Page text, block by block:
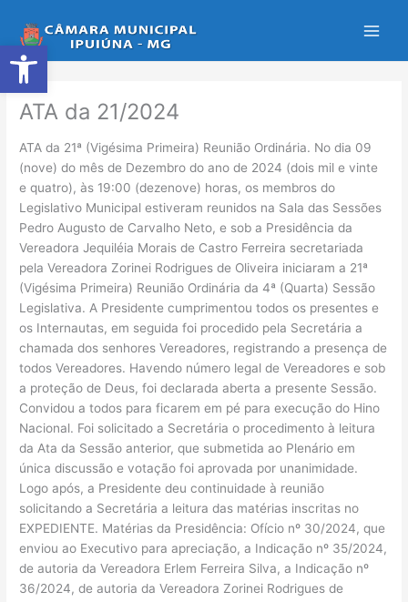
Abrir a barra de ferramentas
para
o
conteúdo
ATA da 21/2024
ATA da 21ª (Vigésima Primeira) Reunião Ordinária. No dia 09
(nove) do mês de Dezembro do ano de 2024 (dois mil e vinte
e quatro), às 19:00 (dezenove) horas, os membros do
Legislativo Municipal estiveram reunidos na Sala das Sessões
Pedro Augusto de Carvalho Neto, e sob a Presidência da
Vereadora Jequiléia Morais de Castro Ferreira secretariada
pela Vereadora Zorinei Rodrigues de Oliveira iniciaram a 21ª
(Vigésima Primeira) Reunião Ordinária da 4ª (Quarta) Sessão
Legislativa. A Presidente cumprimentou todos os presentes e
os Internautas, em seguida foi procedido pela Secretária a
chamada dos senhores Vereadores, registrando a presença de
todos Vereadores. Havendo número legal de Vereadores e sob
a proteção de Deus, foi declarada aberta a presente Sessão.
Convidou a todos para ficarem em pé para execução do Hino
Nacional. Foi solicitado a Secretária o procedimento à leitura
da Ata da Sessão anterior, que submetida ao Plenário em
única discussão e votação foi aprovada por unanimidade.
Logo após, a Presidente deu continuidade à reunião
solicitando a Secretária a leitura das matérias inscritas no
EXPEDIENTE. Matérias da Presidência: Ofício nº 30/2024, que
enviou ao Executivo para apreciação, a Indicação nº 35/2024,
de autoria da Vereadora Erlem Ferreira Silva, a Indicação nº
36/2024, de autoria da Vereadora Zorinei Rodrigues de